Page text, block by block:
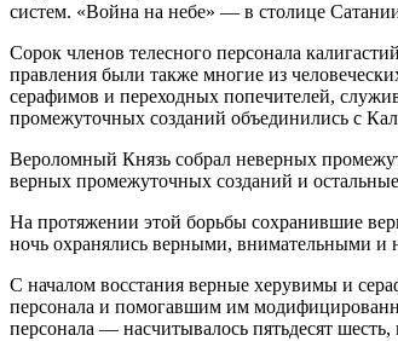
систем. «Война на небе» — в столице
Сорок членов телесного персонала
правления были также многие из
серафимов и переходных попечителей,
промежуточных созданий объединились с
Вероломный Князь собрал неверных
верных промежуточных созданий и
На протяжении этой борьбы сохранившие
ночь охранялись верными, внимательными и
С началом восстания верные херувимы и
персонала и помогавшим им
персонала — насчитывалось пятьдесят